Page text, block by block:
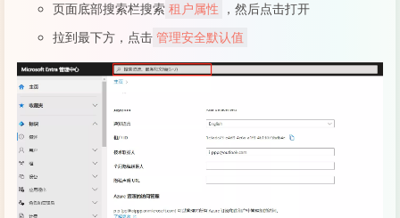
页面底部搜索栏搜索 租户属性
，然后点击打开
拉到最下方，点击 管理安全默认值